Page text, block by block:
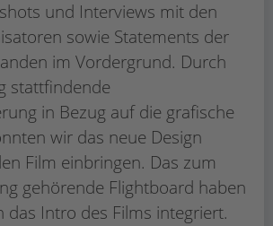
und Interviews mit den
sowie Statements der
im Vordergrund. Durch
stattfindende
in Bezug auf die grafische
wir das neue Design
Film einbringen. Das zum
gehörende Flightboard haben
das Intro des Films integriert.